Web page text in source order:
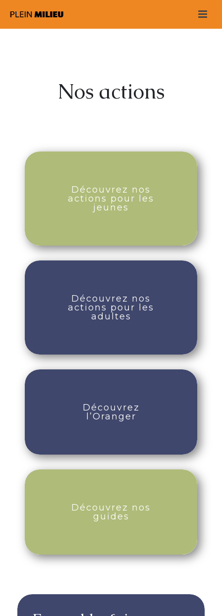
Nos actions
Découvrez nos
actions pour les
jeunes
Découvrez nos
actions pour les
adultes
Découvrez
l’Oranger
Découvrez nos
guides